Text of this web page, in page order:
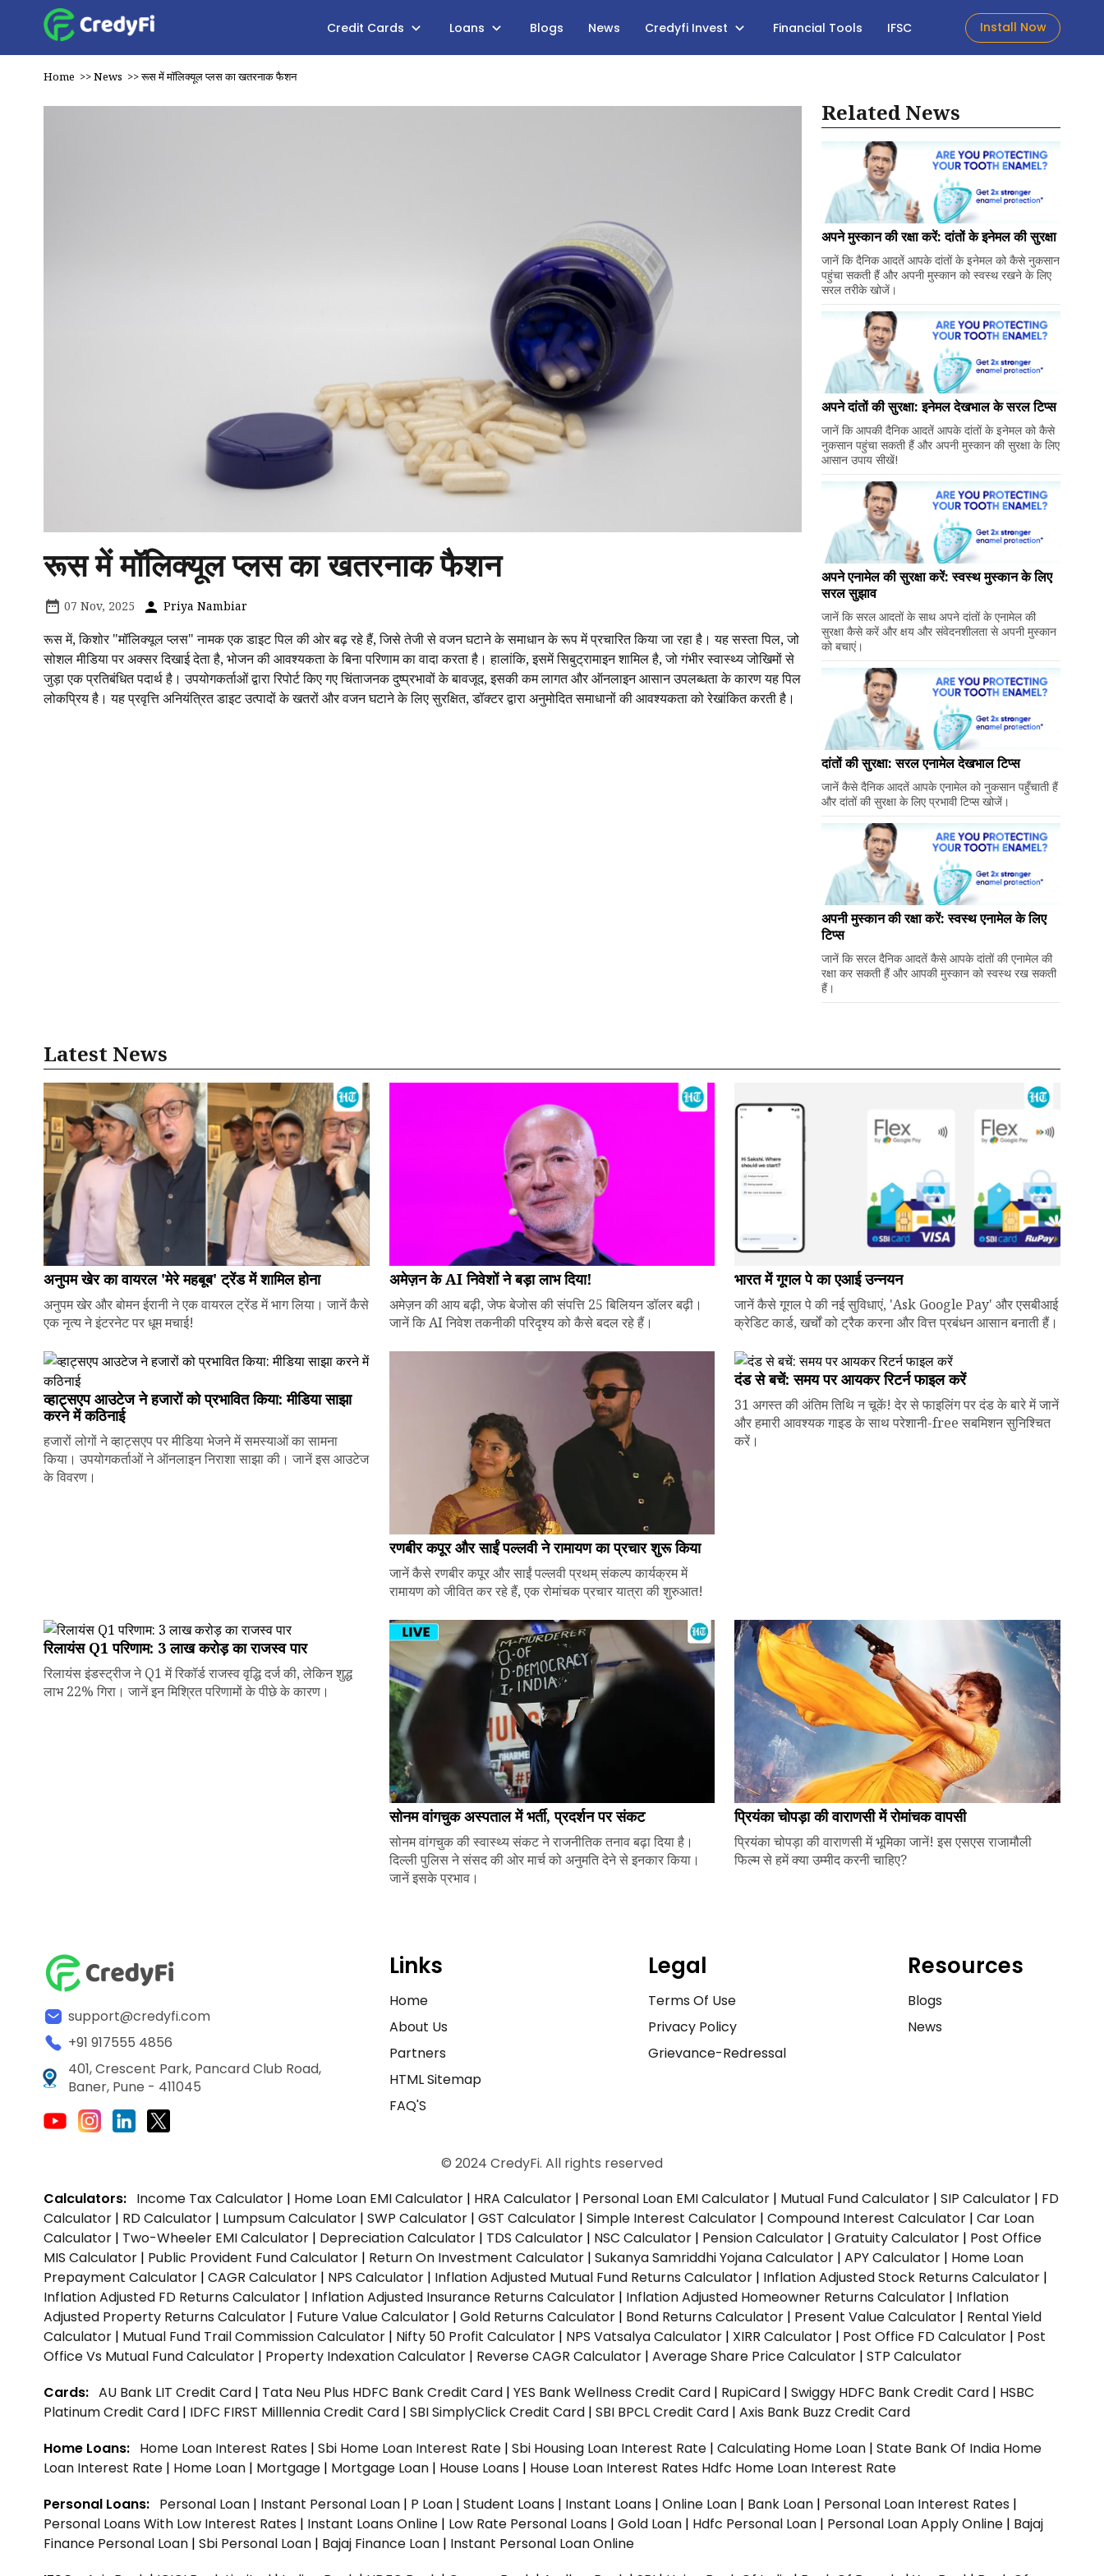
Credit Cards Loans Blogs News Credyfi Invest Financial Tools IFSC Install Now
Home >>News >>रूस में मॉलिक्यूल प्लस का खतरनाक फैशन
रूस में मॉलिक्यूल प्लस का खतरनाक फैशन
07 Nov, 2025 Priya Nambiar
रूस में, किशोर "मॉलिक्यूल प्लस" नामक एक डाइट पिल की ओर बढ़ रहे हैं, जिसे तेजी से वजन घटाने के समाधान के रूप में प्रचारित किया जा रहा है। यह सस्ता पिल, जो
सोशल मीडिया पर अक्सर दिखाई देता है, भोजन की आवश्यकता के बिना परिणाम का वादा करता है। हालांकि, इसमें सिबुट्रामाइन शामिल है, जो गंभीर स्वास्थ्य जोखिमों से
जुड़ा एक प्रतिबंधित पदार्थ है। उपयोगकर्ताओं द्वारा रिपोर्ट किए गए चिंताजनक दुष्प्रभावों के बावजूद, इसकी कम लागत और ऑनलाइन आसान उपलब्धता के कारण यह पिल
लोकप्रिय है। यह प्रवृत्ति अनियंत्रित डाइट उत्पादों के खतरों और वजन घटाने के लिए सुरक्षित, डॉक्टर द्वारा अनुमोदित समाधानों की आवश्यकता को रेखांकित करती है।
Related News
अपने मुस्कान की रक्षा करें: दांतों के इनेमल की सुरक्षा
जानें कि दैनिक आदतें आपके दांतों के इनेमल को कैसे नुकसान
पहुंचा सकती हैं और अपनी मुस्कान को स्वस्थ रखने के लिए
सरल तरीके खोजें।
अपने दांतों की सुरक्षा: इनेमल देखभाल के सरल टिप्स
जानें कि आपकी दैनिक आदतें आपके दांतों के इनेमल को कैसे
नुकसान पहुंचा सकती हैं और अपनी मुस्कान की सुरक्षा के लिए
आसान उपाय सीखें!
अपने एनामेल की सुरक्षा करें: स्वस्थ मुस्कान के लिए
सरल सुझाव
जानें कि सरल आदतों के साथ अपने दांतों के एनामेल की
सुरक्षा कैसे करें और क्षय और संवेदनशीलता से अपनी मुस्कान
को बचाएं।
दांतों की सुरक्षा: सरल एनामेल देखभाल टिप्स
जानें कैसे दैनिक आदतें आपके एनामेल को नुकसान पहुँचाती हैं
और दांतों की सुरक्षा के लिए प्रभावी टिप्स खोजें।
अपनी मुस्कान की रक्षा करें: स्वस्थ एनामेल के लिए
टिप्स
जानें कि सरल दैनिक आदतें कैसे आपके दांतों की एनामेल की
रक्षा कर सकती हैं और आपकी मुस्कान को स्वस्थ रख सकती
हैं।
Latest News
अनुपम खेर का वायरल 'मेरे महबूब' ट्रेंड में शामिल होना
अनुपम खेर और बोमन ईरानी ने एक वायरल ट्रेंड में भाग लिया। जानें कैसे
एक नृत्य ने इंटरनेट पर धूम मचाई!
अमेज़न के AI निवेशों ने बड़ा लाभ दिया!
अमेज़न की आय बढ़ी, जेफ बेजोस की संपत्ति 25 बिलियन डॉलर बढ़ी।
जानें कि AI निवेश तकनीकी परिदृश्य को कैसे बदल रहे हैं।
भारत में गूगल पे का एआई उन्नयन
जानें कैसे गूगल पे की नई सुविधाएं, 'Ask Google Pay' और एसबीआई
क्रेडिट कार्ड, खर्चों को ट्रैक करना और वित्त प्रबंधन आसान बनाती हैं।
व्हाट्सएप आउटेज ने हजारों को प्रभावित किया: मीडिया साझा
करने में कठिनाई
हजारों लोगों ने व्हाट्सएप पर मीडिया भेजने में समस्याओं का सामना
किया। उपयोगकर्ताओं ने ऑनलाइन निराशा साझा की। जानें इस आउटेज
के विवरण।
रणबीर कपूर और साईं पल्लवी ने रामायण का प्रचार शुरू किया
जानें कैसे रणबीर कपूर और साईं पल्लवी प्रथम् संकल्प कार्यक्रम में
रामायण को जीवित कर रहे हैं, एक रोमांचक प्रचार यात्रा की शुरुआत!
दंड से बचें: समय पर आयकर रिटर्न फाइल करें
31 अगस्त की अंतिम तिथि न चूकें! देर से फाइलिंग पर दंड के बारे में जानें
और हमारी आवश्यक गाइड के साथ परेशानी-free सबमिशन सुनिश्चित
करें।
रिलायंस Q1 परिणाम: ₹3 लाख करोड़ का राजस्व पार
रिलायंस इंडस्ट्रीज ने Q1 में रिकॉर्ड राजस्व वृद्धि दर्ज की, लेकिन शुद्ध
लाभ 22% गिरा। जानें इन मिश्रित परिणामों के पीछे के कारण।
सोनम वांगचुक अस्पताल में भर्ती, प्रदर्शन पर संकट
सोनम वांगचुक की स्वास्थ्य संकट ने राजनीतिक तनाव बढ़ा दिया है।
दिल्ली पुलिस ने संसद की ओर मार्च को अनुमति देने से इनकार किया।
जानें इसके प्रभाव।
प्रियंका चोपड़ा की वाराणसी में रोमांचक वापसी
प्रियंका चोपड़ा की वाराणसी में भूमिका जानें! इस एसएस राजामौली
फिल्म से हमें क्या उम्मीद करनी चाहिए?
support@credyfi.com
+91 917555 4856
401, Crescent Park, Pancard Club Road,
Baner, Pune - 411045
Links
Home
About Us
Partners
HTML Sitemap
FAQ'S
Legal
Terms Of Use
Privacy Policy
Grievance-Redressal
Resources
Blogs
News
© 2024 CredyFi. All rights reserved
Calculators: Income Tax Calculator | Home Loan EMI Calculator | HRA Calculator | Personal Loan EMI Calculator | Mutual Fund Calculator | SIP Calculator | FD
Calculator | RD Calculator | Lumpsum Calculator | SWP Calculator | GST Calculator | Simple Interest Calculator | Compound Interest Calculator | Car Loan
Calculator | Two-Wheeler EMI Calculator | Depreciation Calculator | TDS Calculator | NSC Calculator | Pension Calculator | Gratuity Calculator | Post Office
MIS Calculator | Public Provident Fund Calculator | Return On Investment Calculator | Sukanya Samriddhi Yojana Calculator | APY Calculator | Home Loan
Prepayment Calculator | CAGR Calculator | NPS Calculator | Inflation Adjusted Mutual Fund Returns Calculator | Inflation Adjusted Stock Returns Calculator |
Inflation Adjusted FD Returns Calculator | Inflation Adjusted Insurance Returns Calculator | Inflation Adjusted Homeowner Returns Calculator | Inflation
Adjusted Property Returns Calculator | Future Value Calculator | Gold Returns Calculator | Bond Returns Calculator | Present Value Calculator | Rental Yield
Calculator | Mutual Fund Trail Commission Calculator | Nifty 50 Profit Calculator | NPS Vatsalya Calculator | XIRR Calculator | Post Office FD Calculator | Post
Office Vs Mutual Fund Calculator | Property Indexation Calculator | Reverse CAGR Calculator | Average Share Price Calculator | STP Calculator
Cards: AU Bank LIT Credit Card | Tata Neu Plus HDFC Bank Credit Card | YES Bank Wellness Credit Card | RupiCard | Swiggy HDFC Bank Credit Card | HSBC
Platinum Credit Card | IDFC FIRST Milllennia Credit Card | SBI SimplyClick Credit Card | SBI BPCL Credit Card | Axis Bank Buzz Credit Card
Home Loans: Home Loan Interest Rates | Sbi Home Loan Interest Rate | Sbi Housing Loan Interest Rate | Calculating Home Loan | State Bank Of India Home
Loan Interest Rate | Home Loan | Mortgage | Mortgage Loan | House Loans | House Loan Interest Rates Hdfc Home Loan Interest Rate
Personal Loans: Personal Loan | Instant Personal Loan | P Loan | Student Loans | Instant Loans | Online Loan | Bank Loan | Personal Loan Interest Rates |
Personal Loans With Low Interest Rates | Instant Loans Online | Low Rate Personal Loans | Gold Loan | Hdfc Personal Loan | Personal Loan Apply Online | Bajaj
Finance Personal Loan | Sbi Personal Loan | Bajaj Finance Loan | Instant Personal Loan Online